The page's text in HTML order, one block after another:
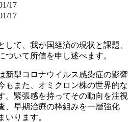
17
17
て、我が国経済の現状と課題、
いて所信を申し述べます。
型コロナウイルス感染症の影響
もまた、オミクロン株の世界的な
。緊張感を持ってその動向を注視
、早期治療の枠組みを一層強化
いります。